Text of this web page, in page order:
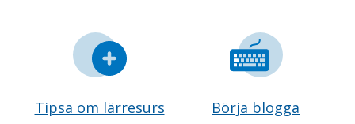
Tipsa om lärresurs Börja blogga